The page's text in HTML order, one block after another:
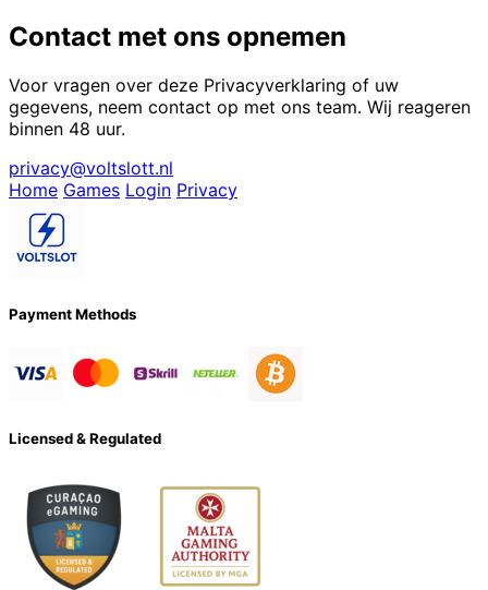
Contact met ons opnemen
Voor vragen over deze Privacyverklaring of uw
gegevens, neem contact op met ons team. Wij reageren
binnen 48 uur.
privacy@voltslott.nl
Home Games Login Privacy
Payment Methods
Licensed & Regulated